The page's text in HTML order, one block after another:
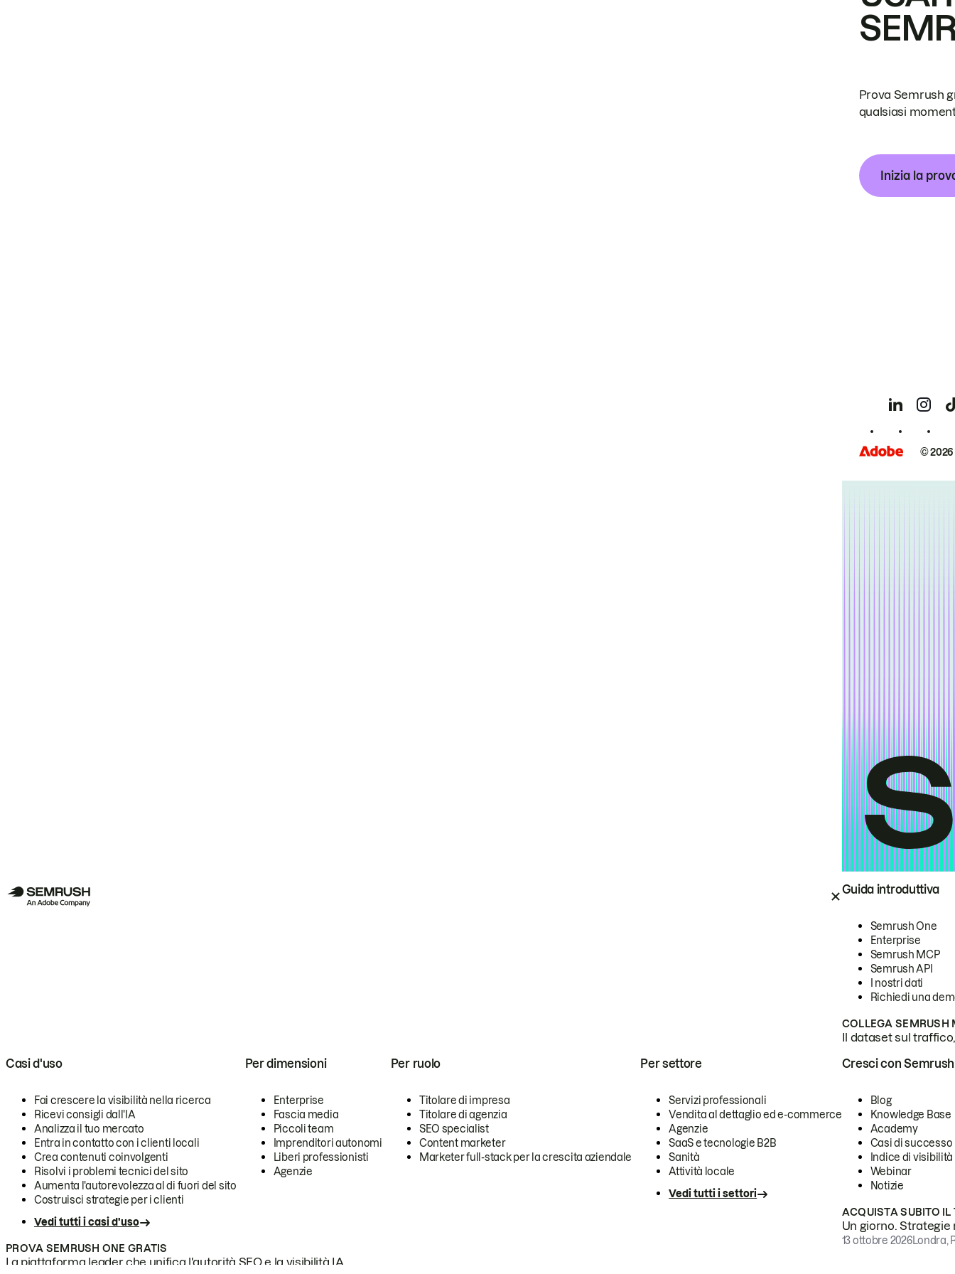
Guida introduttiva
Semrush One
Enterprise
Semrush MCP
Semrush API
I nostri dati
Richiedi una
COLLEGA SEMRUSH
Il dataset sul
Casi d'uso
Fai crescere la visibilità nella ricerca
Ricevi consigli dall'IA
Analizza il tuo mercato
Entra in contatto con i clienti locali
Crea contenuti coinvolgenti
Risolvi i problemi tecnici del sito
Aumenta l'autorevolezza al di fuori del sito
Costruisci strategie per i clienti
Vedi tutti i casi d'uso
Per dimensioni
Enterprise
Fascia media
Piccoli team
Imprenditori autonomi
Liberi professionisti
Agenzie
Per ruolo
Titolare di impresa
Titolare di agenzia
SEO specialist
Content marketer
Marketer full-stack per la crescita aziendale
Per settore
Servizi professionali
Vendita al dettaglio ed e-commerce
Agenzie
SaaS e tecnologie B2B
Sanità
Attività locale
Vedi tutti i settori
PROVA SEMRUSH ONE GRATIS
La piattaforma leader che unifica l'autorità SEO e la visibilità IA.
Cresci con Semrush
Blog
Knowledge Base
Academy
Casi di successo
Indice di visibilità
Webinar
Notizie
ACQUISTA SUBITO IL
Un giorno.
13 ottobre 2026Londra,
Prova Semrush
qualsiasi
Inizia la
©